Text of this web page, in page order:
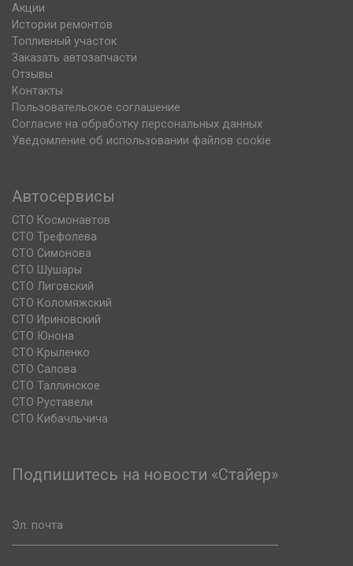
Акции
Истории ремонтов
Топливный участок
Заказать автозапчасти
Отзывы
Контакты
Пользовательское соглашение
Согласие на обработку персональных данных
Уведомление об использовании файлов cookie
Автосервисы
СТО Космонавтов
СТО Трефолева
СТО Симонова
СТО Шушары
СТО Лиговский
СТО Коломяжский
СТО Ириновский
СТО Юнона
СТО Крыленко
СТО Салова
СТО Таллинское
СТО Руставели
СТО Кибачльчича
Подпишитесь на новости «Стайер»
Эл. почта